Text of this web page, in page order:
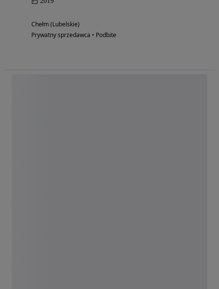
Chełm (Lubelskie)
Prywatny sprzedawca • Podbite